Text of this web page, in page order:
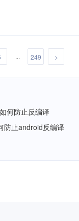
... 249 >
何防止反编译
防止android反编译